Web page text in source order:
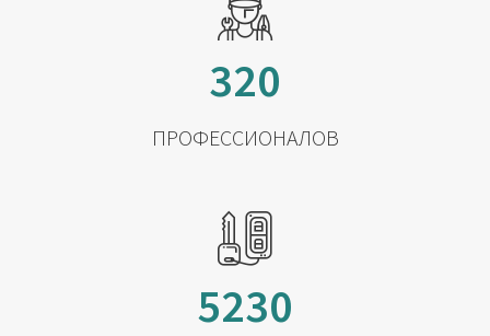
320
ПРОФЕССИОНАЛОВ
5230